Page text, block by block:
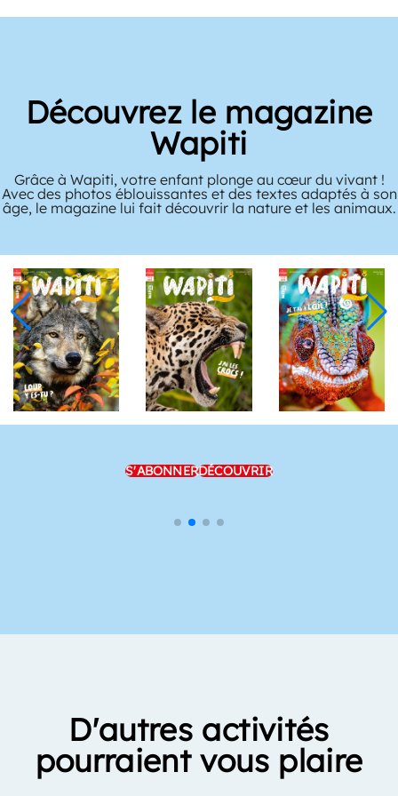
Découvrez le magazine
Wapiti
Grâce à Wapiti, votre enfant plonge au cœur du vivant !
Avec des photos éblouissantes et des textes adaptés à son
âge, le magazine lui fait découvrir la nature et les animaux.
S'ABONNERDÉCOUVRIR
D'autres activités
pourraient vous plaire